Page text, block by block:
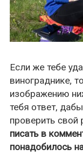
Если же тебе
винограднике,
изображению
тебя ответ,
проверить свой
писать в
понадобилось